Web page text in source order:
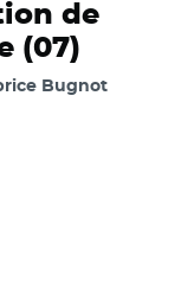
de
(07)
Bugnot
sur Linkedin
page sur Twitter
cette page sur